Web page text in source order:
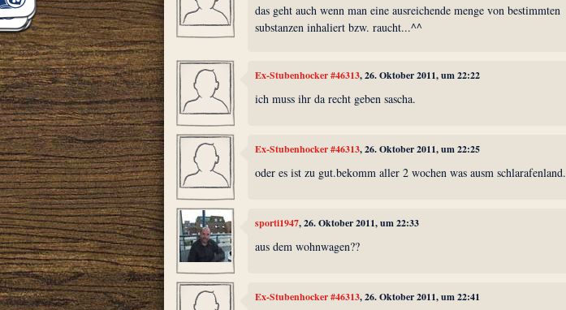
das geht auch wenn man eine ausreichende menge von bestimmten
substanzen inhaliert bzw. raucht...^^
Ex-Stubenhocker #46313, 26. Oktober 2011, um 22:22
ich muss ihr da recht geben sascha.
Ex-Stubenhocker #46313, 26. Oktober 2011, um 22:25
oder es ist zu gut.bekomm aller 2 wochen was ausm schlarafenland.
sporti1947, 26. Oktober 2011, um 22:33
aus dem wohnwagen??
Ex-Stubenhocker #46313, 26. Oktober 2011, um 22:41